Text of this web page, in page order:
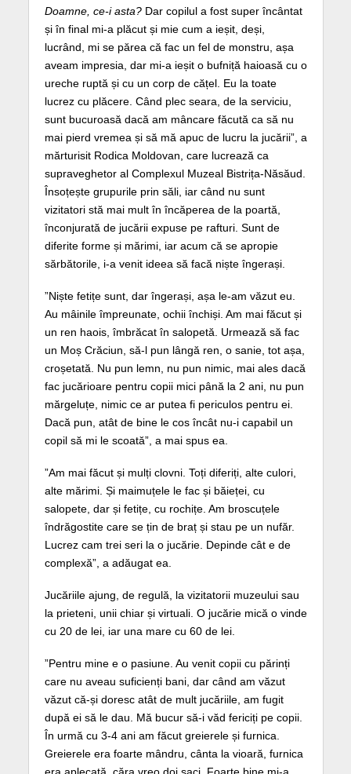
Doamne, ce-i asta? Dar copilul a fost super încântat
și în final mi-a plăcut și mie cum a ieșit, deși,
lucrând, mi se părea că fac un fel de monstru, așa
aveam impresia, dar mi-a ieșit o bufniță haioasă cu o
ureche ruptă și cu un corp de cățel. Eu la toate
lucrez cu plăcere. Când plec seara, de la serviciu,
sunt bucuroasă dacă am mâncare făcută ca să nu
mai pierd vremea și să mă apuc de lucru la jucării”, a
mărturisit Rodica Moldovan, care lucrează ca
supraveghetor al Complexul Muzeal Bistrița-Năsăud.
Însoțește grupurile prin săli, iar când nu sunt
vizitatori stă mai mult în încăperea de la poartă,
înconjurată de jucării expuse pe rafturi. Sunt de
diferite forme și mărimi, iar acum că se apropie
sărbătorile, i-a venit ideea să facă niște îngerași.
”Niște fetițe sunt, dar îngerași, așa le-am văzut eu.
Au mâinile împreunate, ochii închiși. Am mai făcut și
un ren haois, îmbrăcat în salopetă. Urmează să fac
un Moș Crăciun, să-l pun lângă ren, o sanie, tot așa,
croșetată. Nu pun lemn, nu pun nimic, mai ales dacă
fac jucărioare pentru copii mici până la 2 ani, nu pun
mărgeluțe, nimic ce ar putea fi periculos pentru ei.
Dacă pun, atât de bine le cos încât nu-i capabil un
copil să mi le scoată”, a mai spus ea.
”Am mai făcut și mulți clovni. Toți diferiți, alte culori,
alte mărimi. Și maimuțele le fac și băieței, cu
salopete, dar și fetițe, cu rochițe. Am broscuțele
îndrăgostite care se țin de braț și stau pe un nufăr.
Lucrez cam trei seri la o jucărie. Depinde cât e de
complexă”, a adăugat ea.
Jucăriile ajung, de regulă, la vizitatorii muzeului sau
la prieteni, unii chiar și virtuali. O jucărie mică o vinde
cu 20 de lei, iar una mare cu 60 de lei.
”Pentru mine e o pasiune. Au venit copii cu părinți
care nu aveau suficienți bani, dar când am văzut
văzut că-și doresc atât de mult jucăriile, am fugit
după ei să le dau. Mă bucur să-i văd fericiți pe copii.
În urmă cu 3-4 ani am făcut greierele și furnica.
Greierele era foarte mândru, cânta la vioară, furnica
era aplecată, căra vreo doi saci. Foarte bine mi-a